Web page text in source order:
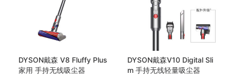
DYSON戴森 V8 Fluffy Plus
家用 手持无线吸尘器
DYSON戴森V10 Digital Sli
m 手持无线轻量吸尘器